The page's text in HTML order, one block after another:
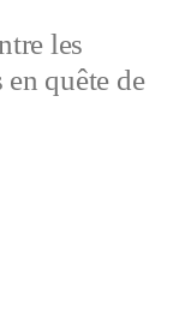
les
quête de